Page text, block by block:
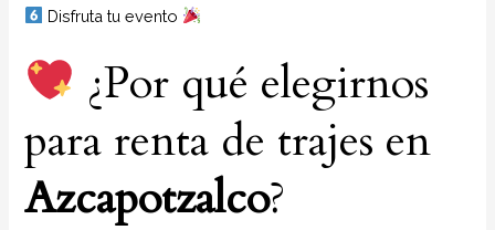
Disfruta tu evento
¿Por qué elegirnos
para renta de trajes en
Azcapotzalco?